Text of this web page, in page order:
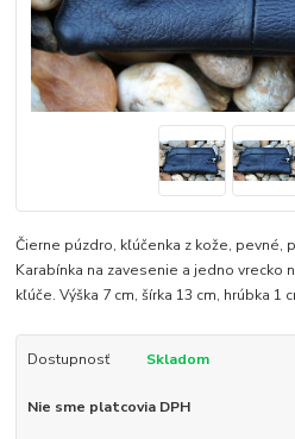
Čierne púzdro, kľúčenka z kože,
Karabínka na zavesenie a jedno vrecko
kľúče. Výška 7 cm, šírka 13 cm, hrúbka 1
Dostupnosť Skladom
Nie sme platcovia DPH